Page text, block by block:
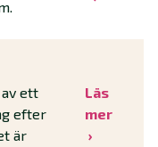
ett
efter
är
Läs
mer